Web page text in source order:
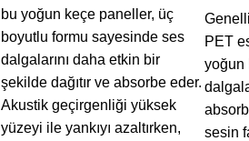
bu yoğun keçe paneller, üç
boyutlu formu sayesinde ses
dalgalarını daha etkin bir
şekilde dağıtır ve absorbe eder.
Akustik geçirgenliği yüksek
yüzeyi ile yankıyı azaltırken,
PET
yoğun
sesin